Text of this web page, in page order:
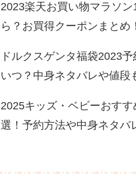
2023楽天お買い物マラソ
ら？お買得クーポンまとめ！
ドルクスゲンタ福袋2023
いつ？中身ネタバレや値段
2025キッズ・ベビーおすす
選！予約方法や中身ネタバ